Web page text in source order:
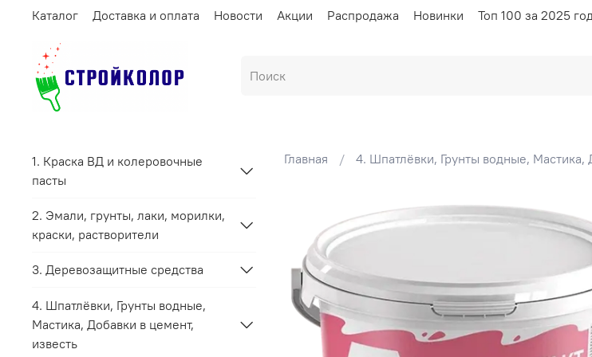
Каталог Доставка и оплата Новости Акции Распродажа Новинки Топ 100 за 2025 год
Главная 4. Шпатлёвки, Грунты водные, Мастика,
1. Краска ВД и колеровочные
пасты
2. Эмали, грунты, лаки, морилки,
краски, растворители
3. Деревозащитные средства
4. Шпатлёвки, Грунты водные,
Мастика, Добавки в цемент,
известь